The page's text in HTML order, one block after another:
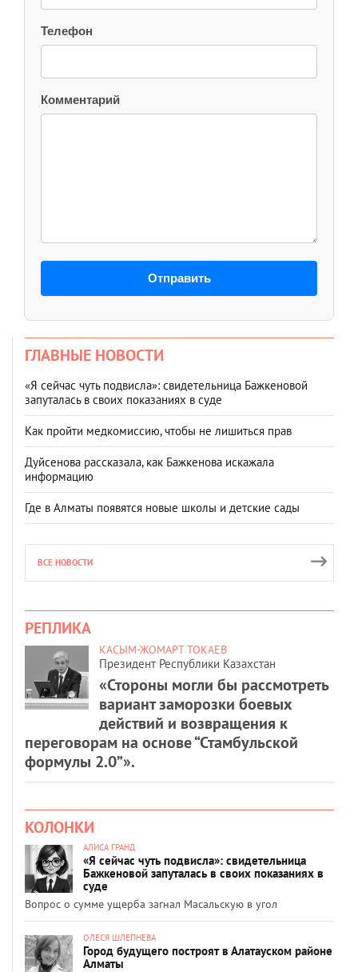
Телефон
Комментарий
Отправить
ГЛАВНЫЕ НОВОСТИ
«Я сейчас чуть подвисла»: свидетельница Бажкеновой
запуталась в своих показаниях в суде
Как пройти медкомиссию, чтобы не лишиться прав
Дуйсенова рассказала, как Бажкенова искажала
информацию
Где в Алматы появятся новые школы и детские сады
ВСЕ НОВОСТИ
РЕПЛИКА
КАСЫМ-ЖОМАРТ ТОКАЕВ
Президент Республики Казахстан
«Стороны могли бы рассмотреть
вариант заморозки боевых
действий и возвращения к
переговорам на основе “Стамбульской
формулы 2.0”».
КОЛОНКИ
АЛИСА ГРАНД
«Я сейчас чуть подвисла»: свидетельница
Бажкеновой запуталась в своих показаниях в
суде
Вопрос о сумме ущерба загнал Масальскую в угол
ОЛЕСЯ ШЛЕПНЕВА
Город будущего построят в Алатауском районе
Алматы